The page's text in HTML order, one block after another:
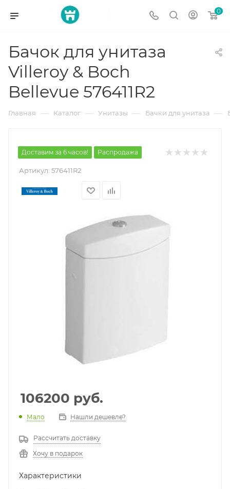
0
Бачок для унитаза
Villeroy & Boch
Bellevue 576411R2
Главная — Каталог — Унитазы — Бачки для унитаза —
Доставим за 6 часов! Распродажа
Артикул: 576411R2
106200 руб.
Мало Нашли дешевле?
Рассчитать доставку
Хочу в подарок
Характеристики